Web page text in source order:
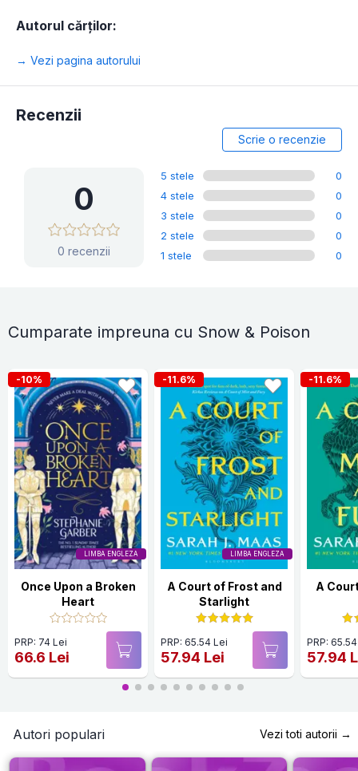
Autorul cărților:
→ Vezi pagina autorului
Recenzii
Scrie o recenzie
0
0 recenzii
5 stele
0
4 stele
0
3 stele
0
2 stele
0
1 stele
0
Cumparate impreuna cu Snow & Poison
LIMBA ENGLEZA
-10%
Once Upon a Broken
Heart
PRP: 74 Lei
66.6 Lei
LIMBA ENGLEZA
-11.6%
A Court of Frost and
Starlight
PRP: 65.54 Lei
57.94 Lei
-11.6%
A
PRP:
57.94
Autori populari Vezi toti autorii →